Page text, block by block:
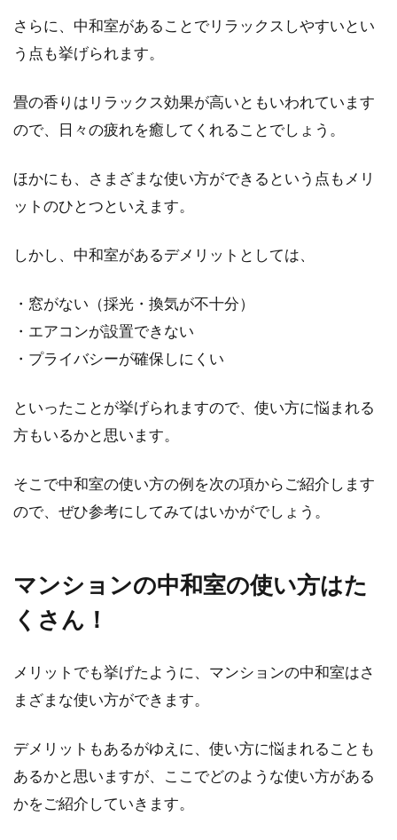
おしゃれにするポイント
注文住宅で家を建てる際、リビングやキッチン
しょうか。...
新築マイホームに太陽光はつけるべ
き？デメリットはあるの？
マイホームの新築を検討されている方のなかに
もいるかと思...
状況によって変わる！
不動産業界では二世帯住宅のニーズが高まって
新築で人気のオプションとは？おす
標準設備としてもともとついているわけではあ
りません。...
マンションの管理組合とは？理事会
役員の役割を知っておこう
さらに、中和室があることでリラックスしやすいとい
う点も挙げられます。
畳の香りはリラックス効果が高いともいわれています
ので、日々の疲れを癒してくれることでしょう。
ほかにも、さまざまな使い方ができるという点もメリ
ットのひとつといえます。
しかし、中和室があるデメリットとしては、
・窓がない（採光・換気が不十分）
・エアコンが設置できない
・プライバシーが確保しにくい
といったことが挙げられますので、使い方に悩まれる
方もいるかと思います。
そこで中和室の使い方の例を次の項からご紹介します
ので、ぜひ参考にしてみてはいかがでしょう。
マンションの中和室の使い方はた
くさん！
メリットでも挙げたように、マンションの中和室はさ
まざまな使い方ができます。
デメリットもあるがゆえに、使い方に悩まれることも
あるかと思いますが、ここでどのような使い方がある
かをご紹介していきます。